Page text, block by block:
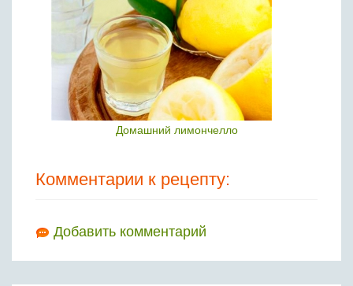
Домашний лимончелло
Комментарии к рецепту:
Добавить комментарий